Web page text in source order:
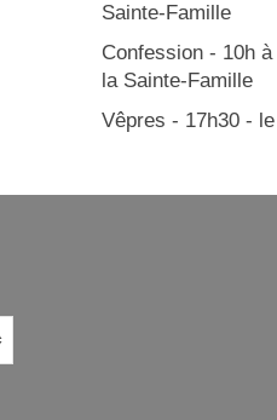
Sainte-Famille
Confession - 10h
la Sainte-Famille
Vêpres - 17h30 -